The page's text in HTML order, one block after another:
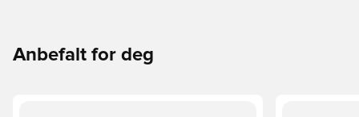
Anbefalt for deg